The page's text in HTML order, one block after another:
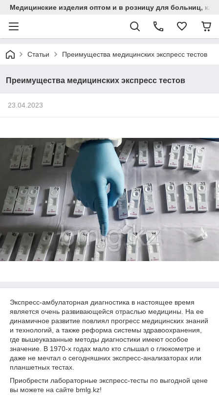
Медицинские изделия оптом и в розницу для больниц,
Статьи Преимущества медицинских экспресс тестов
Преимущества медицинских экспресс тестов
23.04.2023
Экспресс-амбулаторная диагностика в настоящее время
является очень развивающейся отраслью медицины. На ее
динамичное развитие повлиял прогресс медицинских знаний
и технологий, а также реформа системы здравоохранения,
где вышеуказанные методы диагностики имеют особое
значение. В 1970-х годах мало кто слышал о глюкометре и
даже не мечтал о сегодняшних экспресс-анализаторах или
планшетных тестах.
Приобрести лабораторные экспресс-тесты по выгодной цене
вы можете на сайте bmlg.kz!